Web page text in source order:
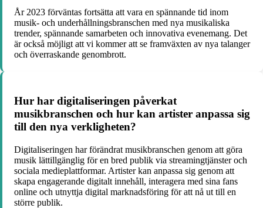
År 2023 förväntas fortsätta att vara en spännande tid inom
musik- och underhållningsbranschen med nya musikaliska
trender, spännande samarbeten och innovativa evenemang. Det
är också möjligt att vi kommer att se framväxten av nya talanger
och överraskande genombrott.
Hur har digitaliseringen påverkat
musikbranschen och hur kan artister anpassa sig
till den nya verkligheten?
Digitaliseringen har förändrat musikbranschen genom att göra
musik lättillgänglig för en bred publik via streamingtjänster och
sociala medieplattformar. Artister kan anpassa sig genom att
skapa engagerande digitalt innehåll, interagera med sina fans
online och utnyttja digital marknadsföring för att nå ut till en
större publik.